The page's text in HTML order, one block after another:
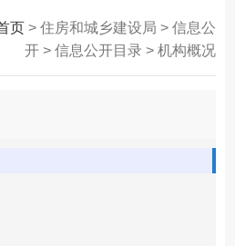
页> 住房和城乡建设局 > 信息公
开 > 信息公开目录 > 机构概况